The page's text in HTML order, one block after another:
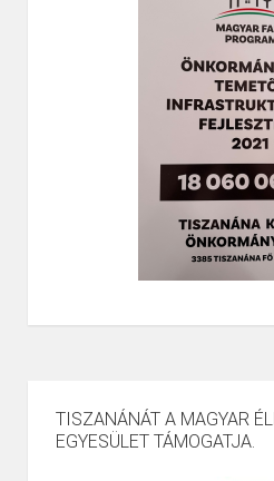
TISZANÁNÁT A MAGYAR
EGYESÜLET TÁMOGATJA.